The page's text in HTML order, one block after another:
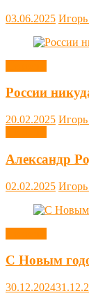
03.06.2025 Игорь
России
20.02.2025 Игорь
Александр
02.02.2025 Игорь
С Новым
30.12.2024